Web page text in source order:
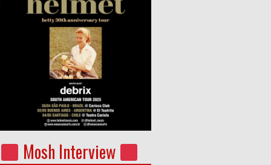
Mosh Interview